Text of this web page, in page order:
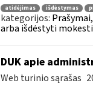
atidėjimas išdėstymas
kategorijos:
arba išdėstyti
DUK apie
Web turinio sąrašas